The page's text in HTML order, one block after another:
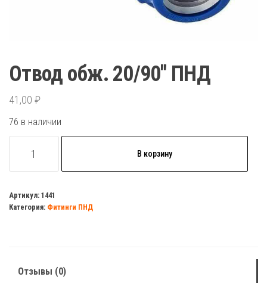
Отвод обж. 20/90″ ПНД
41,00 ₽
76 в наличии
товара
обж.
20/90"
В корзину
Артикул: 1441
Категория: Фитинги ПНД
Отзывы (0)